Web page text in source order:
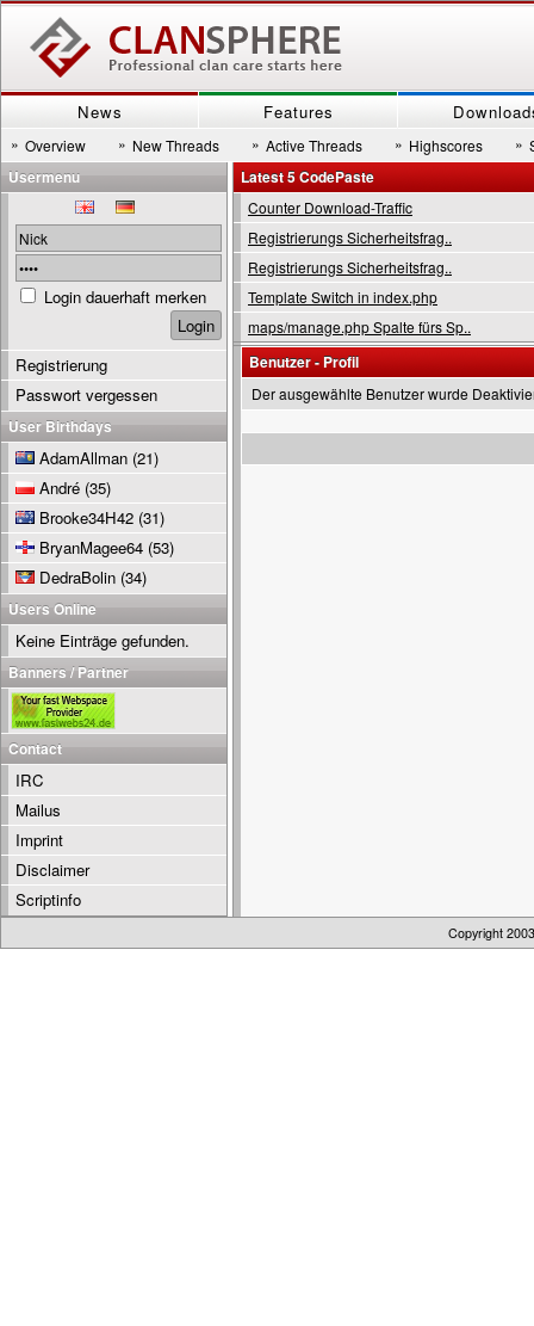
News Features
» Overview » New Threads » Active Threads » Highscores »
Latest 5 CodePaste
Counter Download-Traffic
Registrierungs Sicherheitsfrag..
Registrierungs Sicherheitsfrag..
Template Switch in index.php
maps/manage.php Spalte fürs Sp..
Benutzer - Profil
Der ausgewählte Benutzer wurde
Usermenu
Login dauerhaft merken
Registrierung
Passwort vergessen
User Birthdays
AdamAllman (21)
André (35)
Brooke34H42 (31)
BryanMagee64 (53)
DedraBolin (34)
Users Online
Keine Einträge gefunden.
Banners / Partner
Contact
IRC
Mailus
Imprint
Disclaimer
Scriptinfo
Copyright